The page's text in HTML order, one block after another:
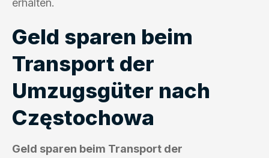
erhalten.
Geld sparen beim
Transport der
Umzugsgüter nach
Częstochowa
Geld sparen beim Transport der